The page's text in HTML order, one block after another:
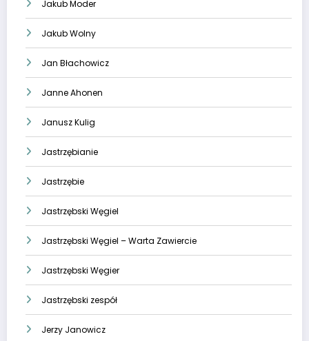
Jakub Moder
Jakub Wolny
Jan Błachowicz
Janne Ahonen
Janusz Kulig
Jastrzębianie
Jastrzębie
Jastrzębski Węgiel
Jastrzębski Węgiel – Warta Zawiercie
Jastrzębski Węgier
Jastrzębski zespół
Jerzy Janowicz